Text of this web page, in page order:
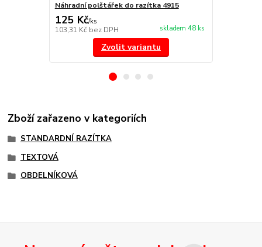
Náhradní polštářek do razítka 4915
125 Kč/ks
103,31 Kč bez DPH skladem 48 ks
Zvolit variantu
Zboží zařazeno v kategoriích
STANDARDNÍ RAZÍTKA
TEXTOVÁ
OBDELNÍKOVÁ